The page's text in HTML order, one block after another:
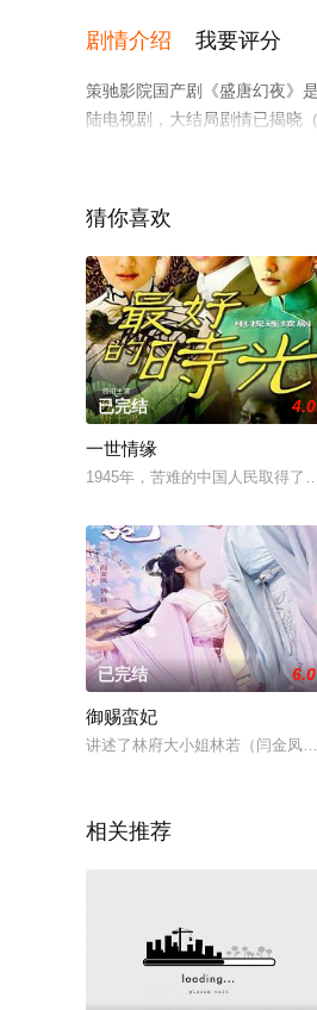
剧情介绍 我要评分
策驰影院国产剧《盛唐幻夜》
陆电视剧，大结局剧情已揭晓
猜你喜欢
已完结 4.0
一世情缘
1945年，苦难的中国人民取得了
已完结 6.0
御赐蛮妃
讲述了林府大小姐林若（闫金凤
相关推荐